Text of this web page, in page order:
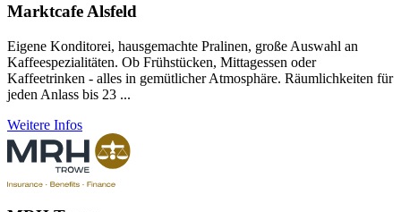
Marktcafe Alsfeld
Eigene Konditorei, hausgemachte Pralinen, große Auswahl an
Kaffeespezialitäten. Ob Frühstücken, Mittagessen oder
Kaffeetrinken - alles in gemütlicher Atmosphäre. Räumlichkeiten für
jeden Anlass bis 23 ...
Weitere Infos